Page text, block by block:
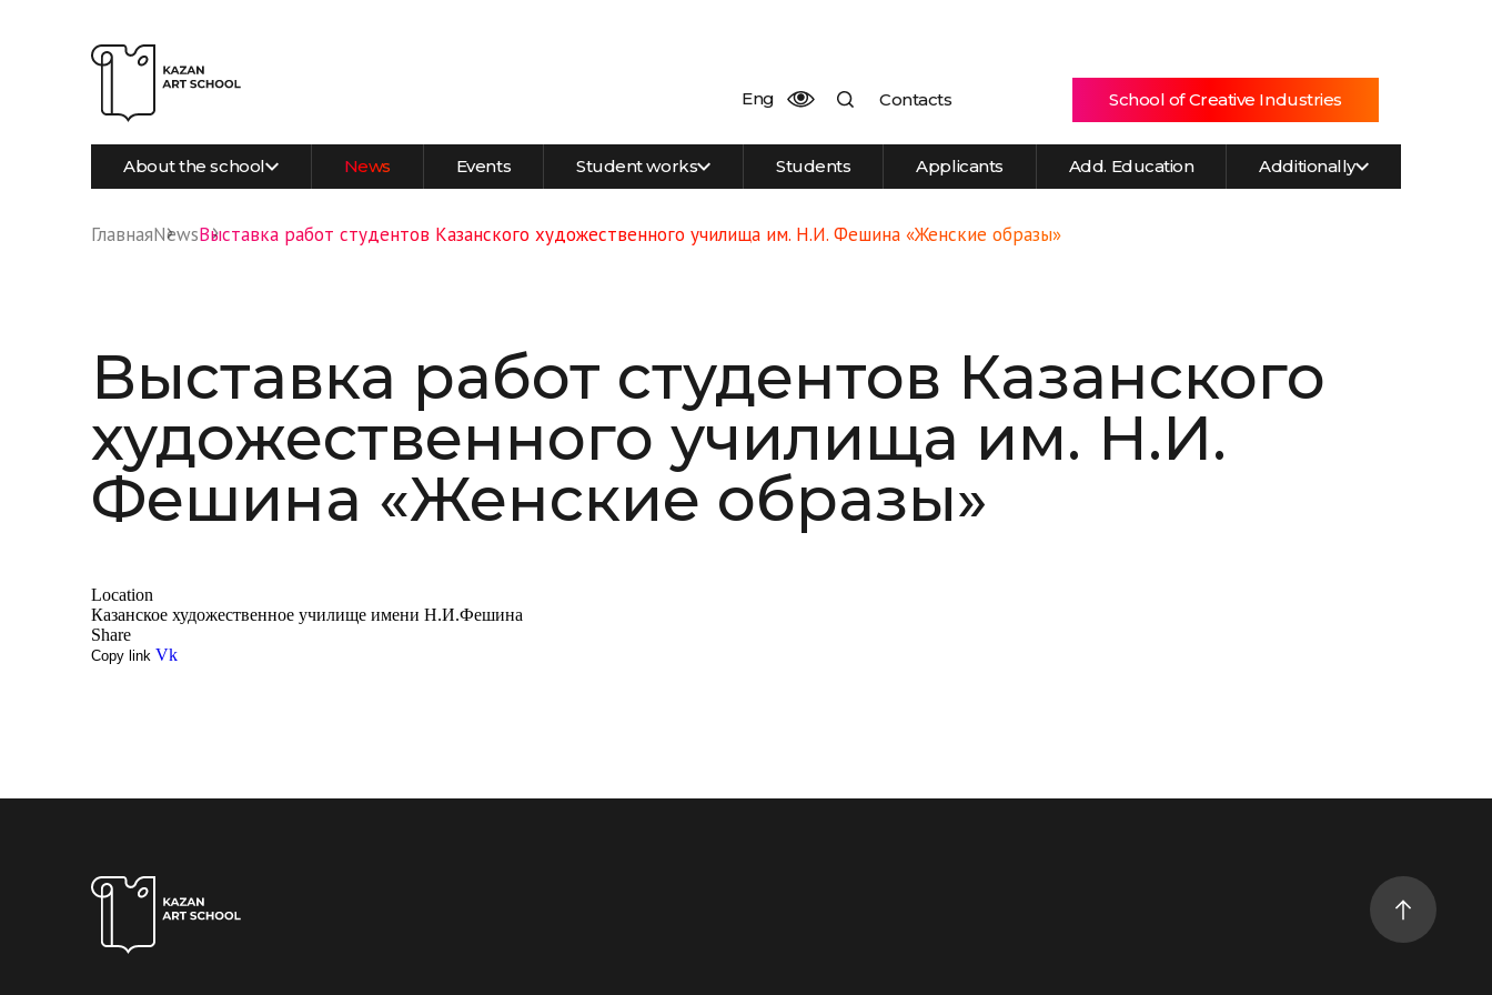
Eng Contacts School of Creative Industries
About the school News Events Student works Students Applicants Add. Education Additionally
ГлавнаяNewsВыставка работ студентов Казанского художественного училища им. Н.И. Фешина «Женские образы»
Выставка работ студентов Казанского
художественного училища им. Н.И.
Фешина «Женские образы»
Location
Казанское художественное училище имени Н.И.Фешина
Share
Copy link Vk